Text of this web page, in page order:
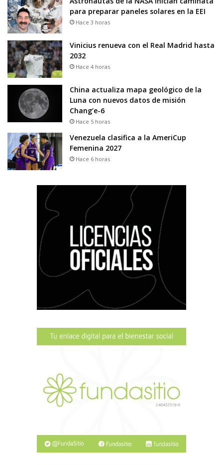
para preparar paneles solares en la EEI
Hace 3 horas
Vinicius renueva con el Real Madrid hasta
2032
Hace 4 horas
China actualiza mapa geológico de la
Luna con nuevos datos de misión
Chang’e-6
Hace 5 horas
Venezuela clasifica a la AmeriCup
Femenina 2027
Hace 6 horas